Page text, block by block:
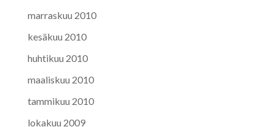
marraskuu 2010
kesäkuu 2010
huhtikuu 2010
maaliskuu 2010
tammikuu 2010
lokakuu 2009